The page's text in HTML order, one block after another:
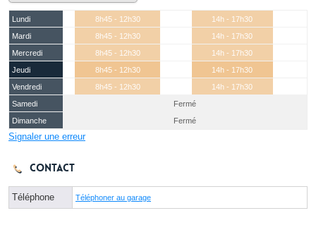
Lundi 8h45 - 12h30
14h - 17h30
Mardi
8h45 - 12h30
14h - 17h30
Mercredi
8h45 - 12h30
14h - 17h30
Jeudi
8h45 - 12h30
14h - 17h30
Vendredi
8h45 - 12h30
14h - 17h30
Samedi
Fermé
Dimanche
Fermé
Signaler une erreur
Contact
Téléphone Téléphoner au garage